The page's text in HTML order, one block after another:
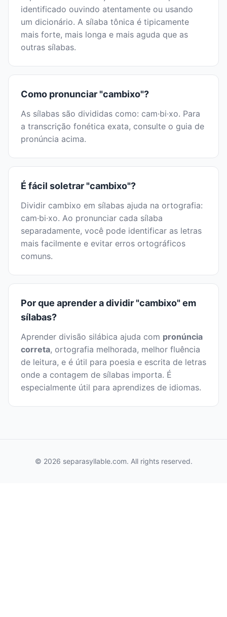
identificado ouvindo atentamente ou usando
um dicionário. A sílaba tônica é tipicamente
mais forte, mais longa e mais aguda que as
outras sílabas.
Como pronunciar "cambixo"?
As sílabas são divididas como: cam·bi·xo. Para
a transcrição fonética exata, consulte o guia de
pronúncia acima.
É fácil soletrar "cambixo"?
Dividir cambixo em sílabas ajuda na ortografia:
cam·bi·xo. Ao pronunciar cada sílaba
separadamente, você pode identificar as letras
mais facilmente e evitar erros ortográficos
comuns.
Por que aprender a dividir "cambixo" em
sílabas?
Aprender divisão silábica ajuda com pronúncia
correta, ortografia melhorada, melhor fluência
de leitura, e é útil para poesia e escrita de letras
onde a contagem de sílabas importa. É
especialmente útil para aprendizes de idiomas.
© 2026 separasyllable.com. All rights reserved.